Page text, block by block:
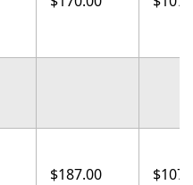
$187.00